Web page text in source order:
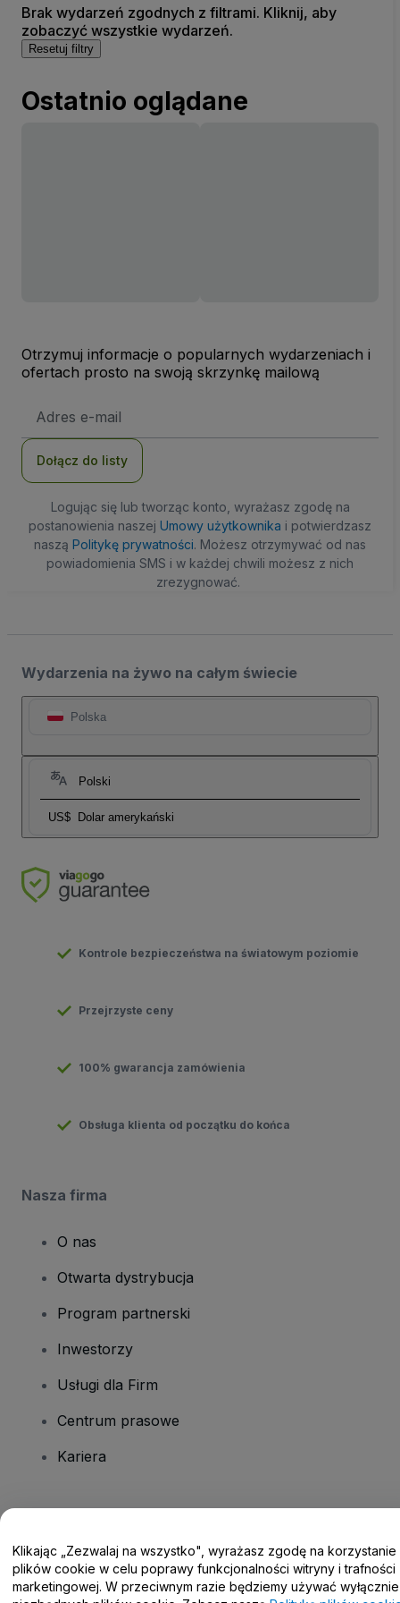
Brak wydarzeń zgodnych z filtrami. Kliknij, aby
zobaczyć wszystkie wydarzeń.
Resetuj filtry
Ostatnio oglądane
Otrzymuj informacje o popularnych wydarzeniach i
ofertach prosto na swoją skrzynkę mailową
e-
Dołącz do listy
Logując się lub tworząc konto, wyrażasz zgodę na
postanowienia naszej Umowy użytkownika i potwierdzasz
naszą Politykę prywatności. Możesz otrzymywać od nas
powiadomienia SMS i w każdej chwili możesz z nich
zrezygnować.
Wydarzenia na żywo na całym świecie
Polska
Polski
US$ Dolar amerykański
Kontrole bezpieczeństwa na światowym poziomie
Przejrzyste ceny
100% gwarancja zamówienia
Obsługa klienta od początku do końca
Nasza firma
O nas
Otwarta dystrybucja
Program partnerski
Inwestorzy
Usługi dla Firm
Centrum prasowe
Kariera
Centrum pomocy / Skontaktuj się z nami
Klikając „Zezwalaj na wszystko", wyrażasz zgodę na korzystanie
plików cookie w celu poprawy funkcjonalności witryny i trafności
marketingowej. W przeciwnym razie będziemy używać wyłącznie